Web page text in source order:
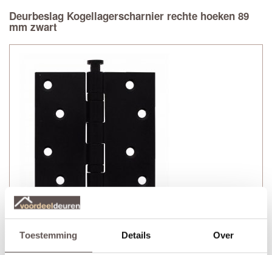
Toestemming Details Over
Deurbeslag Kogellagerscharnier rechte hoeken 89
mm zwart
Technische gegevens
+ Kogellagerscharnier